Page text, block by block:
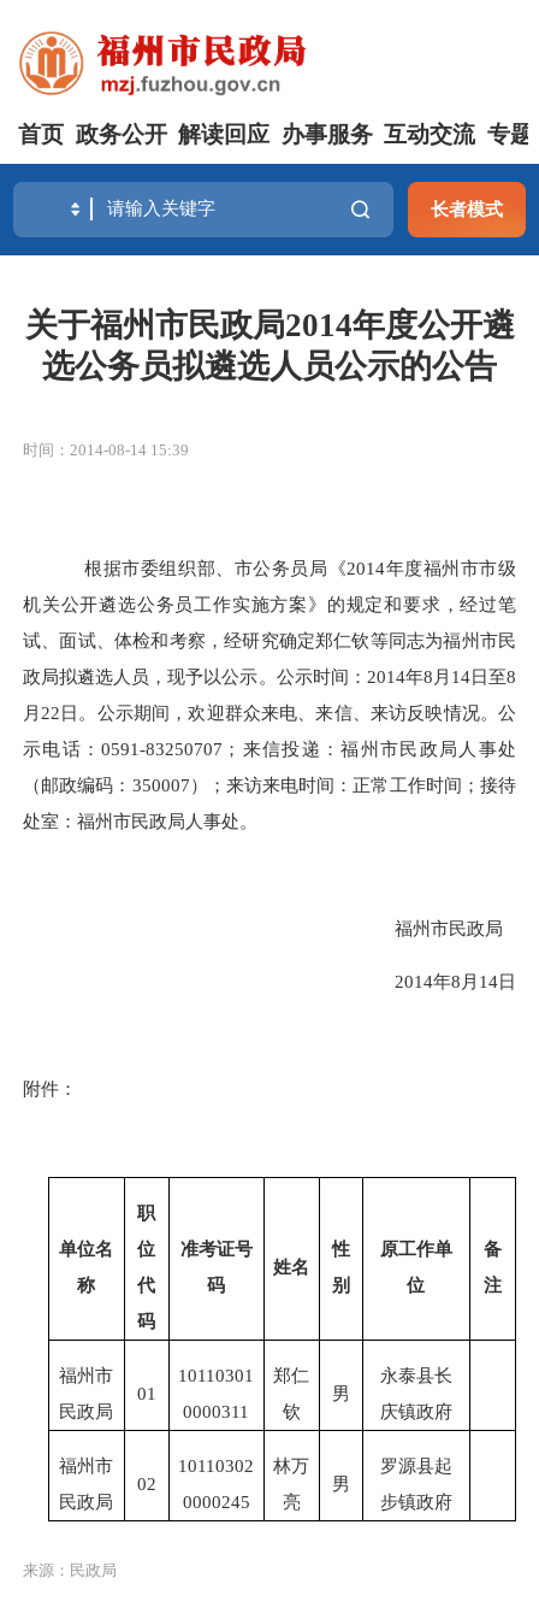
首页 政务公开 解读回应 办事服务 互动交流 专题
长者模式
关于福州市民政局2014年度公开遴
选公务员拟遴选人员公示的公告
时间：2014-08-14 15:39
根据市委组织部、市公务员局《2014年度福州市市级
机关公开遴选公务员工作实施方案》的规定和要求，经过笔
试、面试、体检和考察，经研究确定郑仁钦等同志为福州市民
政局拟遴选人员，现予以公示。公示时间：2014年8月14日至8
月22日。公示期间，欢迎群众来电、来信、来访反映情况。公
示电话：0591-83250707；来信投递：福州市民政局人事处
（邮政编码：350007）；来访来电时间：正常工作时间；接待
处室：福州市民政局人事处。
福州市民政局
2014年8月14日
附件：
单位名
称
职
位
代
码
准考证号
码
姓名
性
别
原工作单
位
备
注
福州市
民政局
01
10110301
0000311
郑仁
钦
男
永泰县长
庆镇政府
福州市
民政局
02
10110302
0000245
林万
亮
男
罗源县起
步镇政府
来源：民政局